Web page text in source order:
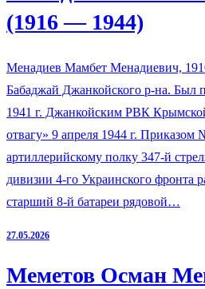
(1916 — 1944)
Менадиев Мамбет Менадиевич,
Бабаджай Джанкойского р-на.
1941 г. Джанкойским РВК
отвагу» 9 апреля 1944 г.
артиллерийскому полку 347-й
дивизии 4-го Украинского фронта
старший 8-й батареи рядовой…
27.05.2026
Меметов Осман